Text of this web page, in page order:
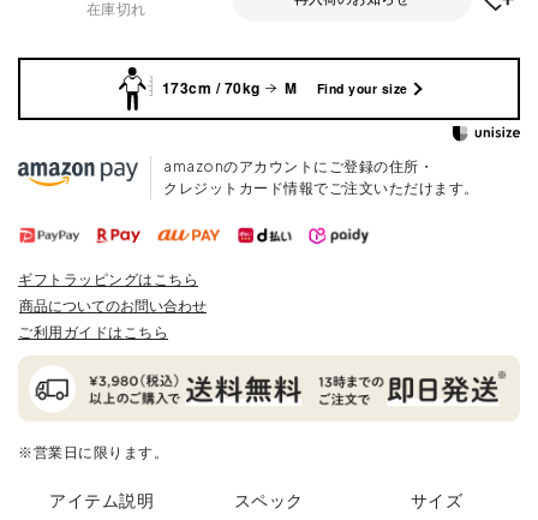
在庫切れ
173cm / 70kg M Find your size
amazonのアカウントにご登録の住所・
クレジットカード情報でご注文いただけます。
ギフトラッピングはこちら
商品についてのお問い合わせ
ご利用ガイドはこちら
※営業日に限ります。
アイテム説明 スペック サイズ